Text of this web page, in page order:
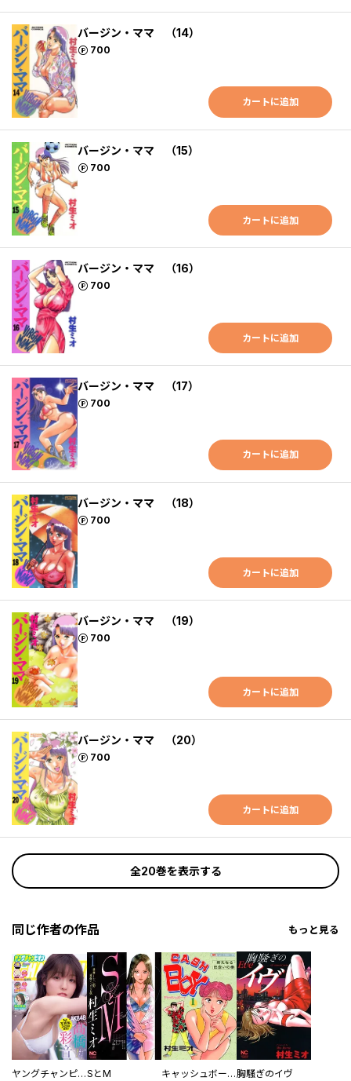
バージン・ママ （14）
700
ポイント
カートに追加
バージン・ママ （15）
700
ポイント
カートに追加
バージン・ママ （16）
700
ポイント
カートに追加
バージン・ママ （17）
700
ポイント
カートに追加
バージン・ママ （18）
700
ポイント
カートに追加
バージン・ママ （19）
700
ポイント
カートに追加
バージン・ママ （20）
700
ポイント
カートに追加
全20巻を表示する
同じ作者の作品 もっと見る
ヤングチャンピオンSとM キャッシュボーイ胸騒ぎのイヴ